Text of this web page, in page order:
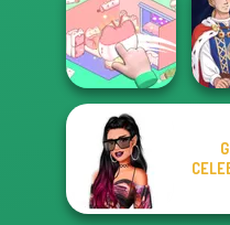
Tiny Baker Ocean
Jelly Cake
Organization
Princess